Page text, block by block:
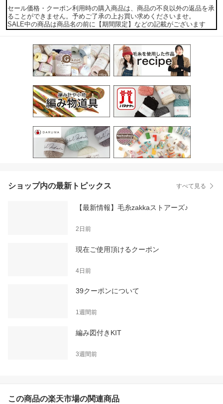
セール価格・クーポン利用時の購入商品は、商品の不良以外の返品を承
ることができません。予めご了承の上お買い求めくださいませ。
SALE中の商品は商品名の前に【期間限定】などの記載がございます
ショップ内の最新トピックス すべて見る
【最新情報】毛糸zakkaストアーズ♪
2日前
現在ご使用頂けるクーポン
4日前
39クーポンについて
1週間前
編み図付きKIT
3週間前
この商品の楽天市場の関連商品